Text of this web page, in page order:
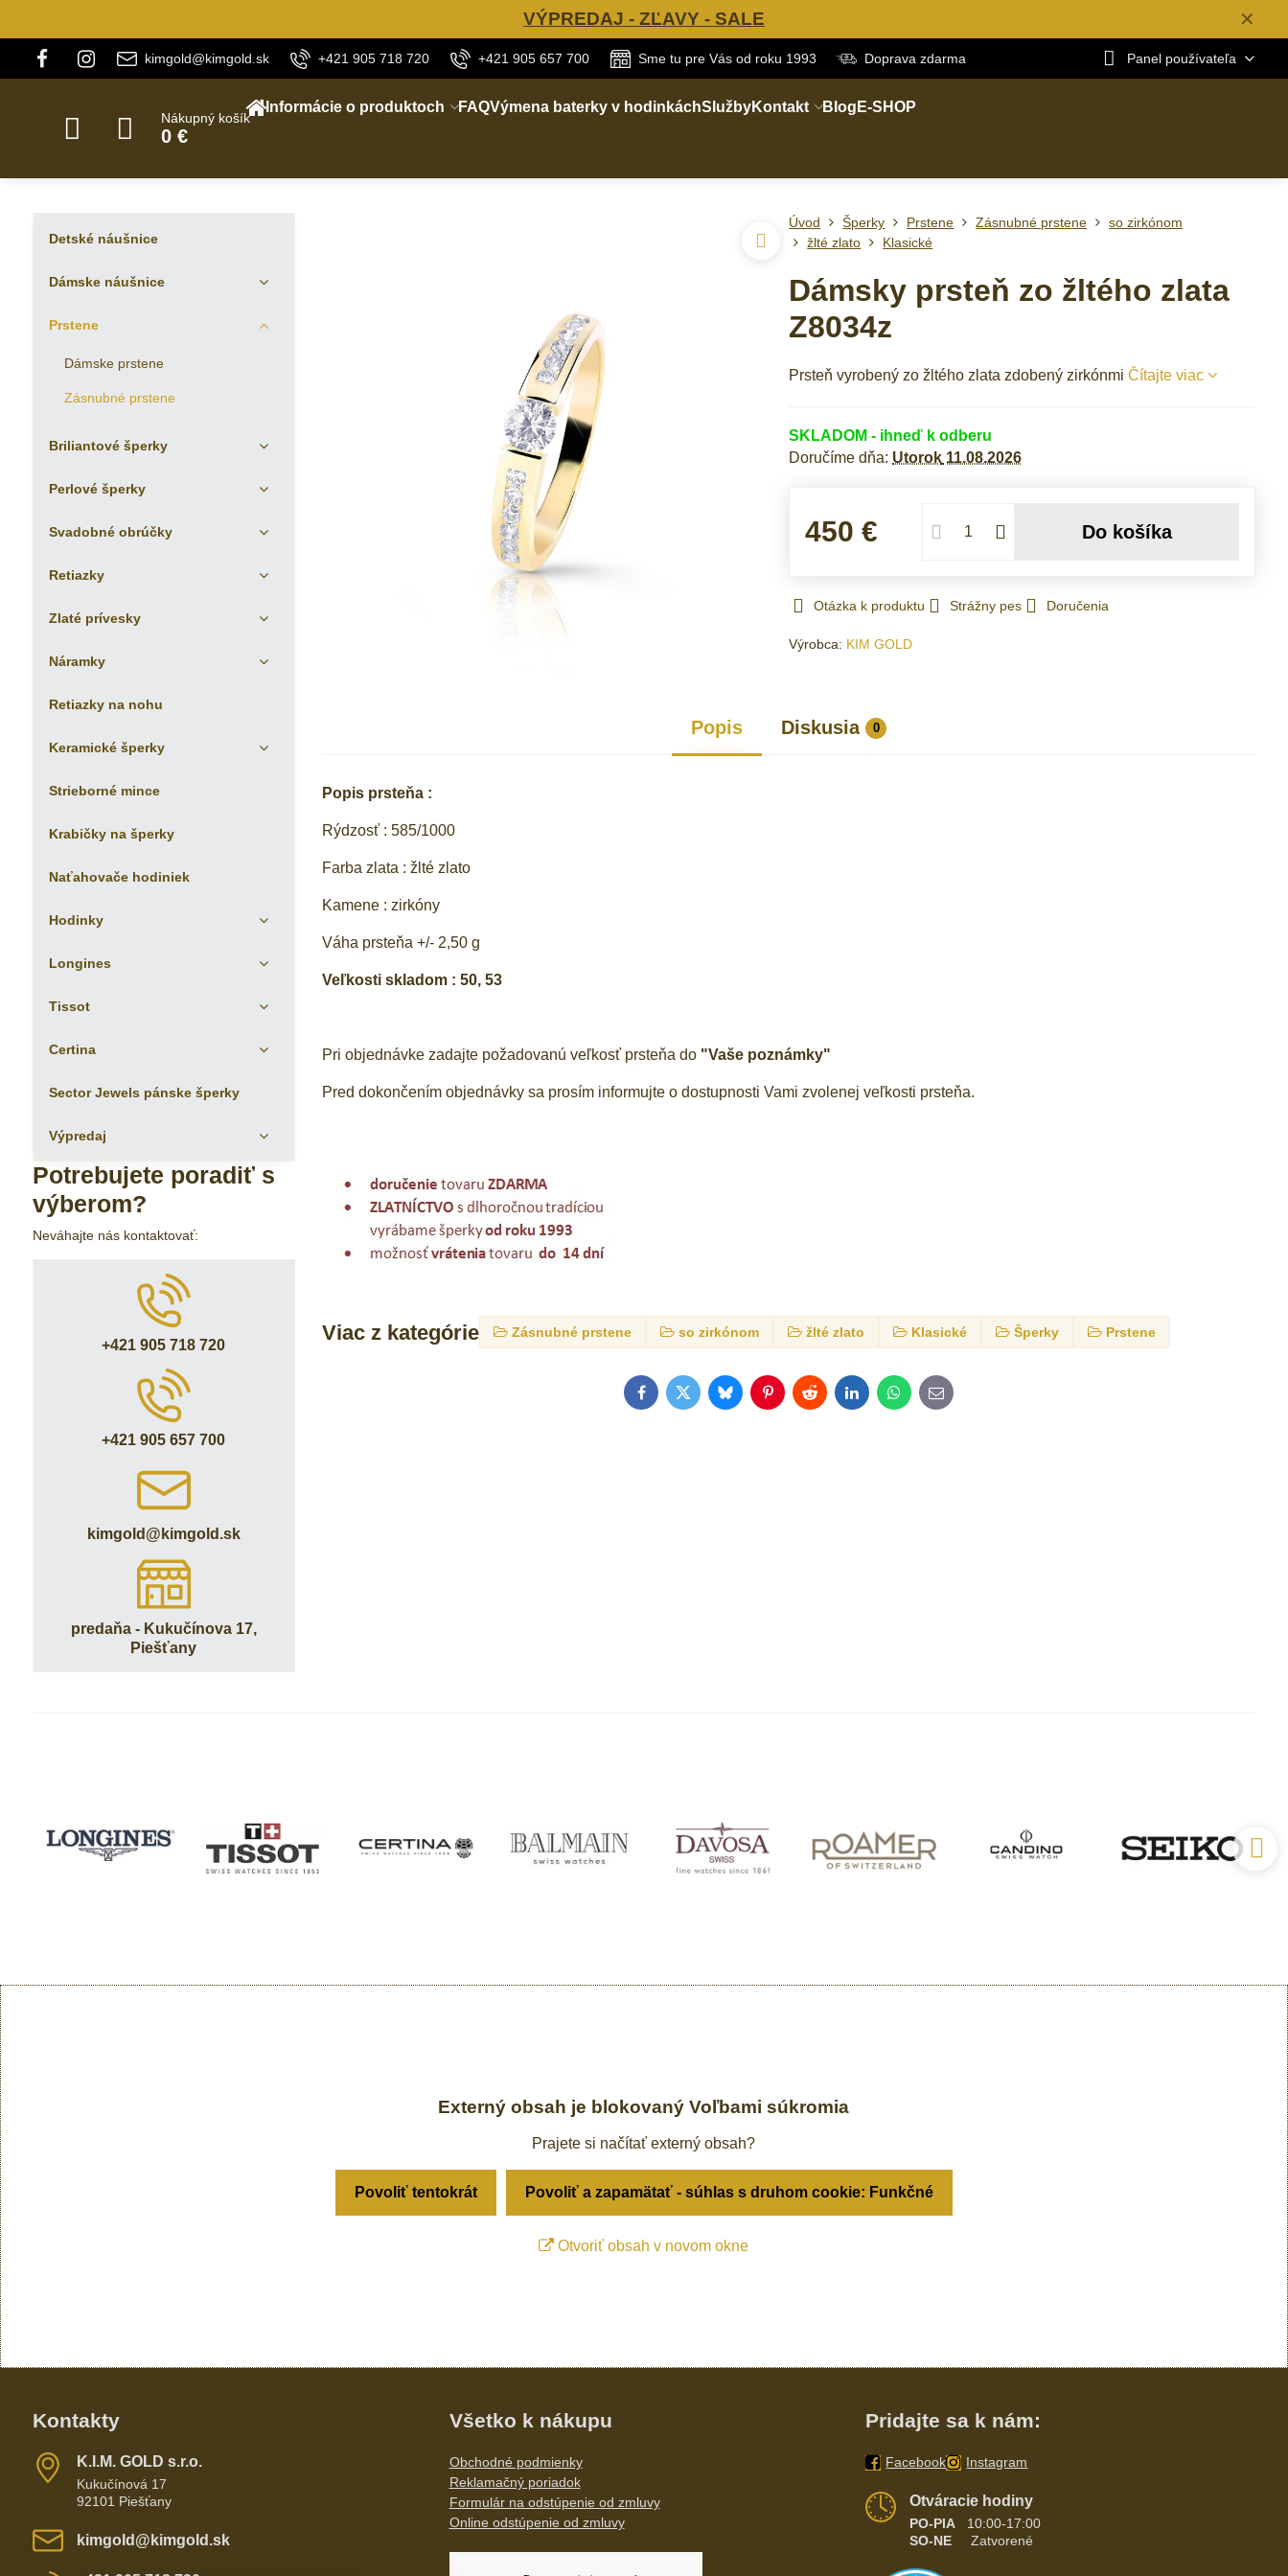
✕
VÝPREDAJ - ZĽAVY - SALE
kimgold@kimgold.sk +421 905 718 720 +421 905 657 700 Sme tu pre Vás od roku 1993 Doprava zdarma Panel používateľa
Nákupný košík
0 €
Informácie o produktoch FAQVýmena baterky v hodinkáchSlužbyKontakt Blog E-SHOP
Úvod Šperky Prstene Zásnubné prstene
so zirkónom
žlté zlato
Klasické
Dámsky prsteň zo žltého zlata
Z8034z
Prsteň vyrobený zo žltého zlata zdobený zirkónmiČítajte viac
SKLADOM - ihneď k odberu
Doručíme dňa: Utorok 11.08.2026
450 € Do košíka
Otázka k produktu Strážny pes Doručenia
Výrobca: KIM GOLD
Popis Diskusia 0
Popis prsteňa :
Rýdzosť : 585/1000
Farba zlata : žlté zlato
Kamene : zirkóny
Váha prsteňa +/- 2,50 g
Veľkosti skladom : 50, 53
Pri objednávke zadajte požadovanú veľkosť prsteňa do "Vaše poznámky"
Pred dokončením objednávky sa prosím informujte o dostupnosti Vami zvolenej veľkosti prsteňa.
Viac z kategórie Zásnubné prstene so zirkónom žlté zlato Klasické Šperky Prstene
FacebookTwitterBlueskyPinterestRedditLinkedInWhatsApp
E-
mail
Detské náušnice
Dámske náušnice
Prstene
Dámske prstene
Zásnubné prstene
Briliantové šperky
Perlové šperky
Svadobné obrúčky
Retiazky
Zlaté prívesky
Náramky
Retiazky na nohu
Keramické šperky
Strieborné mince
Krabičky na šperky
Naťahovače hodiniek
Hodinky
Longines
Tissot
Certina
Sector Jewels pánske šperky
Výpredaj
Potrebujete poradiť s
výberom?
Neváhajte nás kontaktovať:
+421 905 718 720
+421 905 657 700
kimgold​@kimgold​.sk
predaňa - Kukučínova 17,
Piešťany
Externý obsah je blokovaný Voľbami súkromia
Prajete si načítať externý obsah?
Povoliť tentokrát Povoliť a zapamätať - súhlas s druhom cookie: Funkčné
Otvoriť obsah v novom okne
Kontakty
K​​.I​​.M​​. GOLD s​​.r​​.o​​.
Kukučínová 17
92101 Piešťany
kimgold​@kimgold​.sk
Všetko k nákupu
Obchodné podmienky
Reklamačný poriadok
Formulár na odstúpenie od zmluvy
Online odstúpenie od zmluvy
Pridajte sa k nám:
Facebook Instagram
Otváracie hodiny
PO-PIA
10:00-17:00
SO-NE Zatvorené